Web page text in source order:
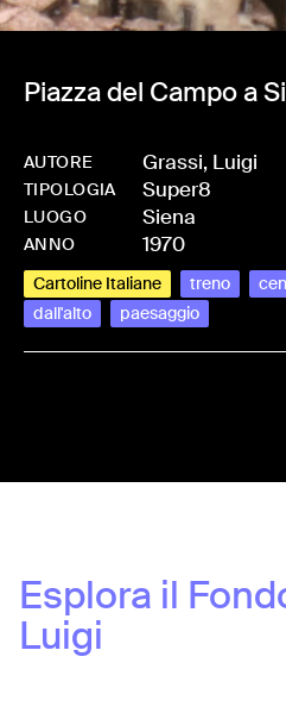
Piazza del Campo a
AUTORE Grassi, Luigi
TIPOLOGIA Super8
LUOGO Siena
ANNO 1970
Cartoline Italiane treno
dall'alto
paesaggio
Esplora il
Luigi